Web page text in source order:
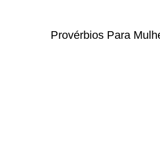
Provérbios Para